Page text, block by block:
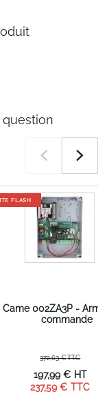
FLASH
Came 002ZA3P -
commande
Prix
Spécial
237,59 €
197,99 €
372,63 €